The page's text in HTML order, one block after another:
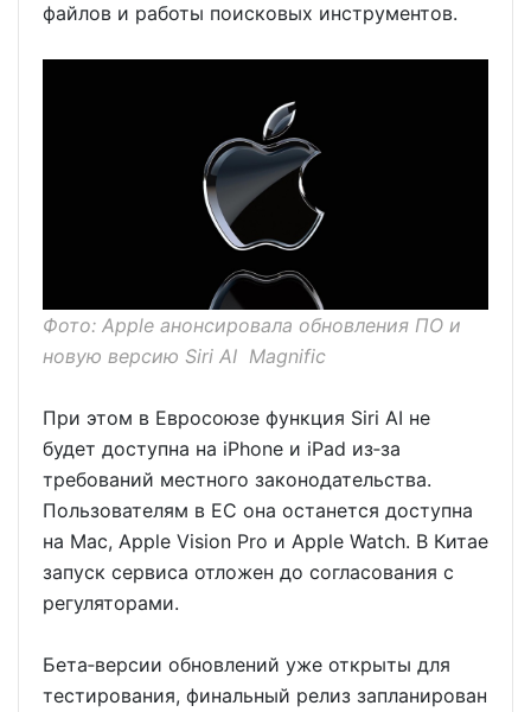
файлов и работы поисковых инструментов.
Фото: Apple анонсировала обновления ПО и
новую версию Siri AI Magnific
При этом в Евросоюзе функция Siri AI не
будет доступна на iPhone и iPad из‑за
требований местного законодательства.
Пользователям в ЕС она останется доступна
на Mac, Apple Vision Pro и Apple Watch. В Китае
запуск сервиса отложен до согласования с
регуляторами.
Бета‑версии обновлений уже открыты для
тестирования, финальный релиз запланирован